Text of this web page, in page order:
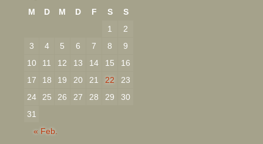
M
D M D F S
S
1
2
3
4 5 6 7 8
9
10
11 12 13 14 15
16
17
18 19 20 21 22
23
24
25 26 27 28 29
30
31
« Feb.